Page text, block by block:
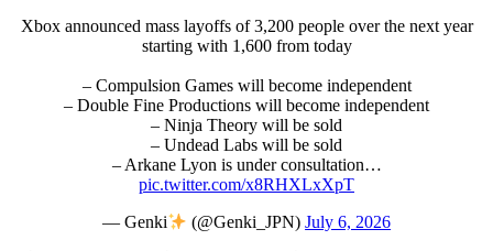
Xbox announced mass layoffs of 3,200 people over the next year
starting with 1,600 from today
– Compulsion Games will become independent
– Double Fine Productions will become independent
– Ninja Theory will be sold
– Undead Labs will be sold
– Arkane Lyon is under consultation…
pic.twitter.com/x8RHXLxXpT
— Genki (@Genki_JPN)July 6, 2026